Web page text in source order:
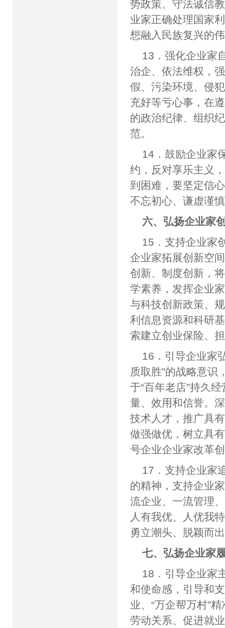
势政策、守法诚信
业家正确处理国家
想融入民族复兴的
13．强化企业家
治企、依法维权，
假、污染环境、侵
充好等亏心事，在
的政治纪律、组织
范。
14．鼓励企业家
约，反对享乐主义
到困难，要坚定信
不忘初心、谦虚谨
六、弘扬企业家
15．支持企业家
企业家拓展创新空
创新、制度创新，
学素养，发挥企业
与科技创新政策、
利信息资源和科研
索建立创业保险、
16．引导企业家
质取胜”的战略意识
于“百年老店”持久
量、效用和信誉。
技术人才，推广具
做强做优，树立具
号企业企业家改革
17．支持企业家
的精神，支持企业
流企业、一流管理
人有我优、人优我
勇立潮头、脱颖而
七、弘扬企业家
18．引导企业家
和使命感，引导和
业、“万企帮万村”
劳动关系、促进就